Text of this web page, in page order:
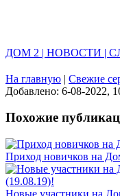
ДОМ 2 | НОВОСТИ |
На главную | Свежие
Добавлено: 6-08-2022,
Похожие
Приход новичков на
Новые участники на